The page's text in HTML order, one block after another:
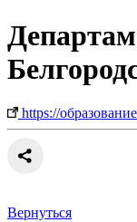
https://
Вернуться